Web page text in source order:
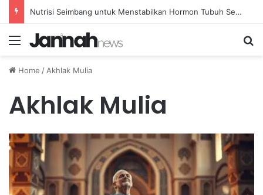
Nutrisi Seimbang untuk Menstabilkan Hormon Tubuh Secara Alami dan Aman Setiap Hari
Menu
Home / Akhlak Mulia
Akhlak Mulia